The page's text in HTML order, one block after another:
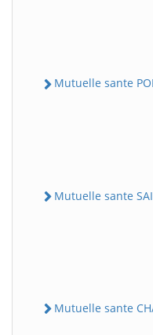
Mutuelle sante
Mutuelle sante
Mutuelle sante